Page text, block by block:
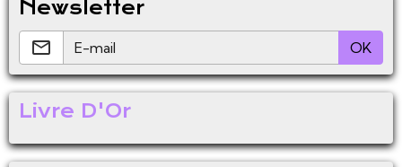
Newsletter
OK
Livre D'Or